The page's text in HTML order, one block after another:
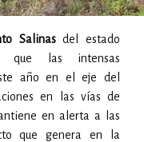
Salinasdel estado
las intensas
año en el eje del
en las vías de
en alerta a las
que genera en la